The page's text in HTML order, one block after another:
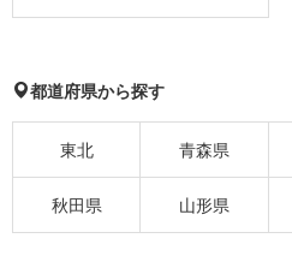
都道府県から探す
東北 青森県
秋田県 山形県